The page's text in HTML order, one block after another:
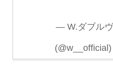
— W.ダブル
(@w__official)